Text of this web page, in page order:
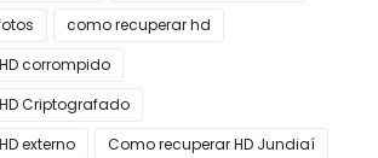
como recuperar hd
corrompido
Criptografado
externo
Como recuperar HD Jundiaí